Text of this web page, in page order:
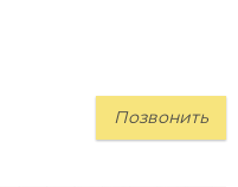
Позвонить